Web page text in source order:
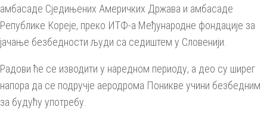
амбасаде Сједињених Америчких Држава и амбасаде
Републике Кореје, преко ИТФ-а Међународне фондације за
јачање безбедности људи са седиштем у Словенији.
Радови ће се изводити у наредном периоду, а део су ширег
напора да се подручје аеродрома Поникве учини безбедним
за будућу употребу.